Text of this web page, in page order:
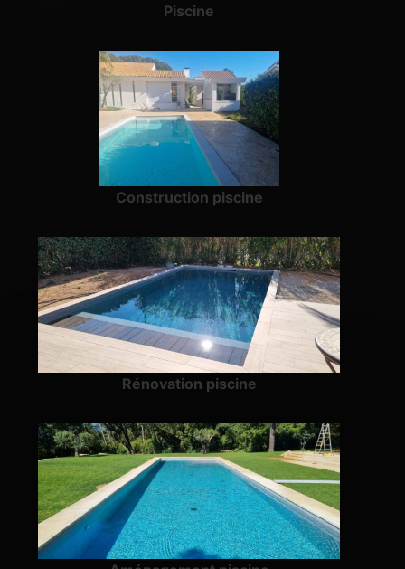
Piscine
Construction piscine
Rénovation piscine